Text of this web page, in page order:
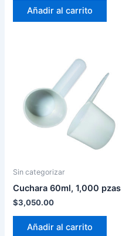
Añadir al carrito
Sin categorizar
Cuchara 60ml, 1,000 pzas
$3,050.00
Añadir al carrito